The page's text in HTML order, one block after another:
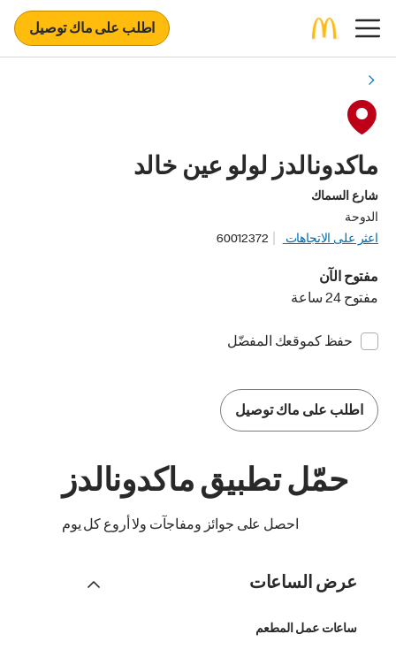
اطلب على ماك توصيل
ماكدونالدز لولو عين خالد
شارع السماك
الدوحة
اعثر على الاتجاهات
60012372
مفتوح الآن
مفتوح 24 ساعة
حفظ كموقعك المفضّل
اطلب على ماك توصيل
حمّل تطبيق ماكدونالدز
احصل على جوائز ومفاجآت ولا أروع كل يوم
عرض الساعات
ساعات عمل المطعم